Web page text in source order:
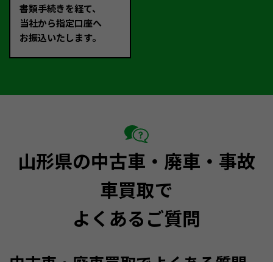
書類手続きを経て、
当社から指定口座へ
お振込いたします。
山形県の中古車・廃車・事故
車買取で
よくあるご質問